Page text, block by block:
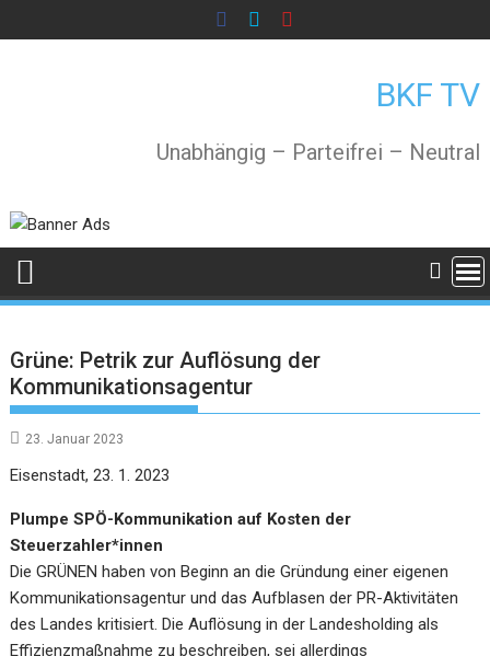
to
BKF TV
Unabhängig – Parteifrei – Neutral
Grüne: Petrik zur Auflösung der
Kommunikationsagentur
23. Januar 2023
Eisenstadt, 23. 1. 2023
Plumpe SPÖ-Kommunikation auf Kosten der
Steuerzahler*innen
Die GRÜNEN haben von Beginn an die Gründung einer eigenen
Kommunikationsagentur und das Aufblasen der PR-Aktivitäten
des Landes kritisiert. Die Auflösung in der Landesholding als
Effizienzmaßnahme zu beschreiben, sei allerdings